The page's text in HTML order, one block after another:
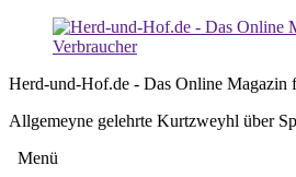
Herd-und-Hof.de - Das Online Magazin
Allgemeyne gelehrte Kurtzweyhl über
Menü